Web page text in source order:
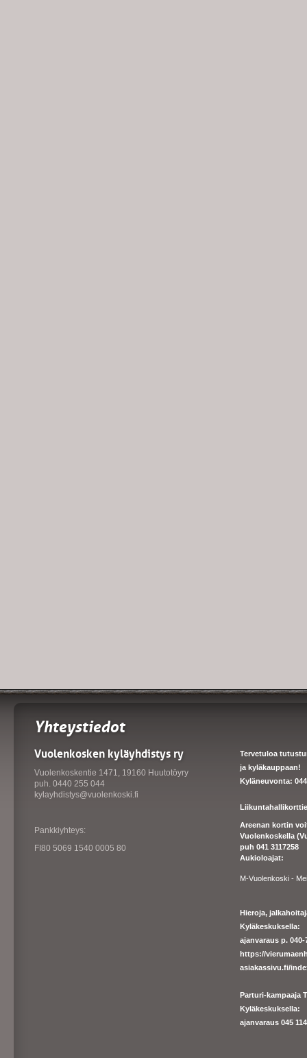
Yhteystiedot
Vuolenkosken kyläyhdistys ry
Vuolenkoskentie 1471, 19160 Huutotöyry
puh. 0440 255 044
kylayhdistys@vuolenkoski.fi
Pankkiyhteys:
FI80 5069 1540 0005 80
Tervetuloa
ja kyläkauppaan!
Kyläneuvonta: 044
Areenan kortin
Vuolenkoskella
puh 041 3117258
Aukioloajat:
M-Vuolenkoski -
Hieroja,
Kyläkeskuksella:
ajanvaraus p.
https://
asiakassivu.fi/
Parturi-kampaaja
Kyläkeskuksella:
ajanvaraus 045